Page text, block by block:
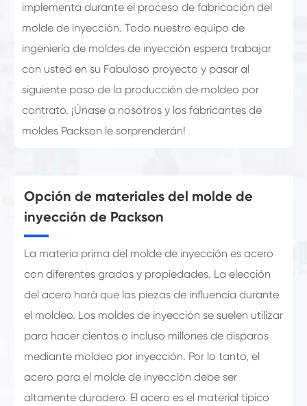
implementa durante el proceso de fabricación del
molde de inyección. Todo nuestro equipo de
ingeniería de moldes de inyección espera trabajar
con usted en su Fabuloso proyecto y pasar al
siguiente paso de la producción de moldeo por
contrato. ¡Únase a nosotros y los fabricantes de
moldes Packson le sorprenderán!
Opción de materiales del molde de
inyección de Packson
La materia prima del molde de inyección es acero
con diferentes grados y propiedades. La elección
del acero hará que las piezas de influencia durante
el moldeo. Los moldes de inyección se suelen utilizar
para hacer cientos o incluso millones de disparos
mediante moldeo por inyección. Por lo tanto, el
acero para el molde de inyección debe ser
altamente duradero. El acero es el material típico